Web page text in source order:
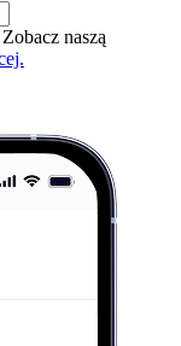
naszą